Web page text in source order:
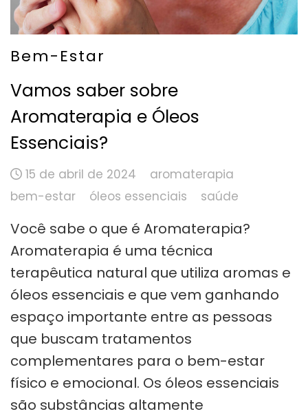
Bem-Estar
Vamos saber sobre
Aromaterapia e Óleos
Essenciais?
15 de abril de 2024
aromaterapia
bem-estar
óleos essenciais saúde
Você sabe o que é Aromaterapia?
Aromaterapia é uma técnica
terapêutica natural que utiliza aromas e
óleos essenciais e que vem ganhando
espaço importante entre as pessoas
que buscam tratamentos
complementares para o bem-estar
físico e emocional. Os óleos essenciais
são substâncias altamente